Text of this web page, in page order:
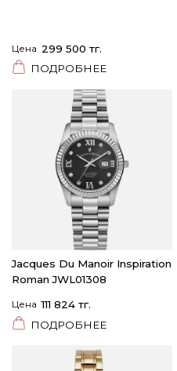
Цена 299 500 тг.
ПОДРОБНЕЕ
Jacques Du Manoir Inspiration
Roman JWL01308
Цена 111 824 тг.
ПОДРОБНЕЕ